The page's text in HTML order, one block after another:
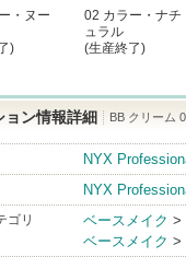
・ヌー
)
02 カラー・ナチ
ュラル
(生産終了)
ョン情報詳細 BB クリーム
NYX
NYX
ゴリ ベースメイク >
ベースメイク >